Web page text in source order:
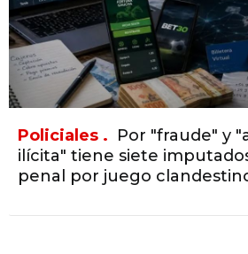
Policiales . Por "fraude" y
ilícita" tiene siete
penal por juego